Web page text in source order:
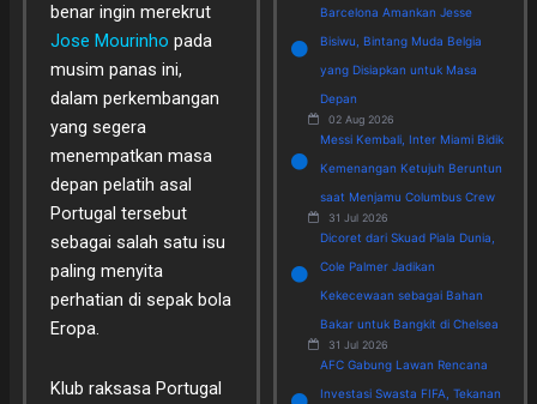
benar ingin merekrut
Jose Mourinho pada
musim panas ini,
dalam perkembangan
yang segera
menempatkan masa
depan pelatih asal
Portugal tersebut
sebagai salah satu isu
paling menyita
perhatian di sepak bola
Eropa.
Klub raksasa Portugal
Barcelona Amankan Jesse
Bisiwu, Bintang Muda Belgia
yang Disiapkan untuk Masa
Depan
02 Aug 2026
Messi Kembali, Inter Miami Bidik
Kemenangan Ketujuh Beruntun
saat Menjamu Columbus Crew
31 Jul 2026
Dicoret dari Skuad Piala Dunia,
Cole Palmer Jadikan
Kekecewaan sebagai Bahan
Bakar untuk Bangkit di Chelsea
31 Jul 2026
AFC Gabung Lawan Rencana
Investasi Swasta FIFA, Tekanan